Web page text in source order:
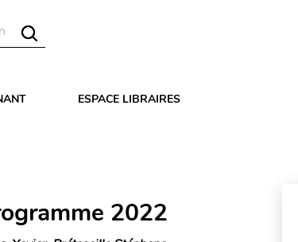
ESPACE LIBRAIRES
2022